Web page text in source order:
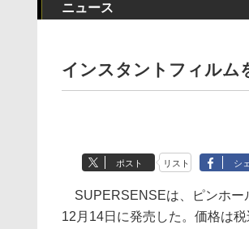
ニュース
インスタントフィルム
ポスト リスト シ
SUPERSENSEは、ピンホー
12月14日に発売した。価格は